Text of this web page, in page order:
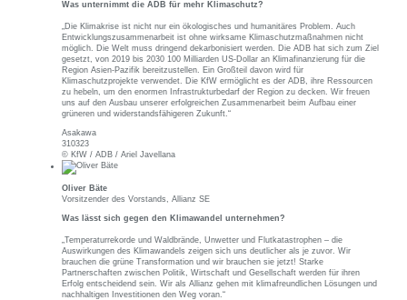
Was unternimmt die ADB für mehr Klimaschutz?
„Die Klimakrise ist nicht nur ein ökologisches und humanitäres Problem. Auch
Entwicklungszusammenarbeit ist ohne wirksame Klimaschutzmaßnahmen nicht
möglich. Die Welt muss dringend dekarbonisiert werden. Die ADB hat sich zum Ziel
gesetzt, von 2019 bis 2030 100 Milliarden US-Dollar an Klimafinanzierung für die
Region Asien-Pazifik bereitzustellen. Ein Großteil davon wird für
Klimaschutzprojekte verwendet. Die KfW ermöglicht es der ADB, ihre Ressourcen
zu hebeln, um den enormen Infrastrukturbedarf der Region zu decken. Wir freuen
uns auf den Ausbau unserer erfolgreichen Zusammenarbeit beim Aufbau einer
grüneren und widerstandsfähigeren Zukunft.“
Asakawa
310323
© KfW / ADB / Ariel Javellana
Oliver Bäte
Vorsitzender des Vorstands, Allianz SE
Was lässt sich gegen den Klimawandel unternehmen?
„Temperaturrekorde und Waldbrände, Unwetter und Flutkatastrophen – die
Auswirkungen des Klimawandels zeigen sich uns deutlicher als je zuvor. Wir
brauchen die grüne Transformation und wir brauchen sie jetzt! Starke
Partnerschaften zwischen Politik, Wirtschaft und Gesellschaft werden für ihren
Erfolg entscheidend sein. Wir als Allianz gehen mit klimafreundlichen Lösungen und
nachhaltigen Investitionen den Weg voran.“